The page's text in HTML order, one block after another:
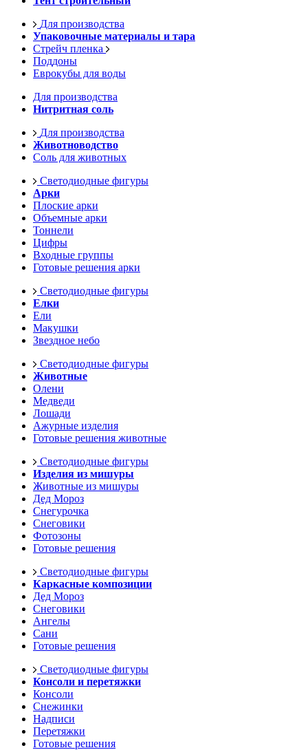
Для производства
Упаковочные материалы и тара
Стрейч пленка
Поддоны
Еврокубы для воды
Для производства
Нитритная соль
Для производства
Животноводство
Соль для животных
Светодиодные фигуры
Арки
Плоские арки
Объемные арки
Тоннели
Цифры
Входные группы
Готовые решения арки
Светодиодные фигуры
Елки
Ели
Макушки
Звездное небо
Светодиодные фигуры
Животные
Олени
Медведи
Лошади
Ажурные изделия
Готовые решения животные
Светодиодные фигуры
Изделия из мишуры
Животные из мишуры
Дед Мороз
Снегурочка
Снеговики
Фотозоны
Готовые решения
Светодиодные фигуры
Каркасные композиции
Дед Мороз
Снеговики
Ангелы
Сани
Готовые решения
Светодиодные фигуры
Консоли и перетяжки
Консоли
Снежинки
Надписи
Перетяжки
Готовые решения